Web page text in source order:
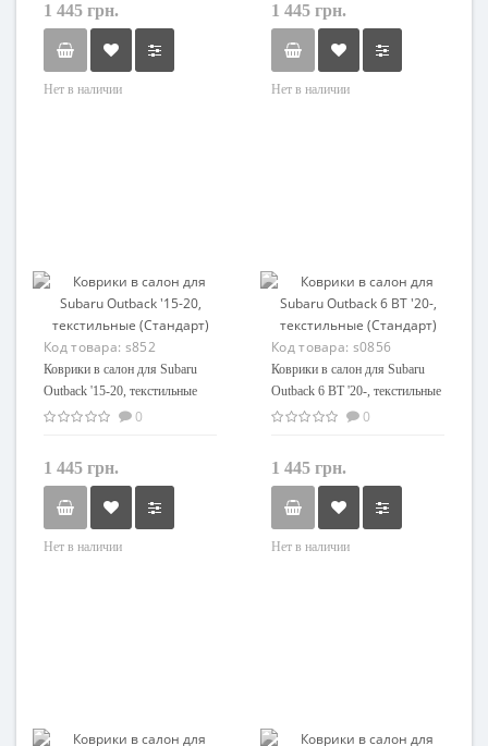
1 445 грн.
Нет в наличии
1 445 грн.
Нет в наличии
Код товара: s852
Коврики в салон для Subaru
Outback '15-20, текстильные
(Стандарт)
0
1 445 грн.
Нет в наличии
Код товара: s0856
Коврики в салон для Subaru
Outback 6 BT '20-, текстильные
(Стандарт)
0
1 445 грн.
Нет в наличии